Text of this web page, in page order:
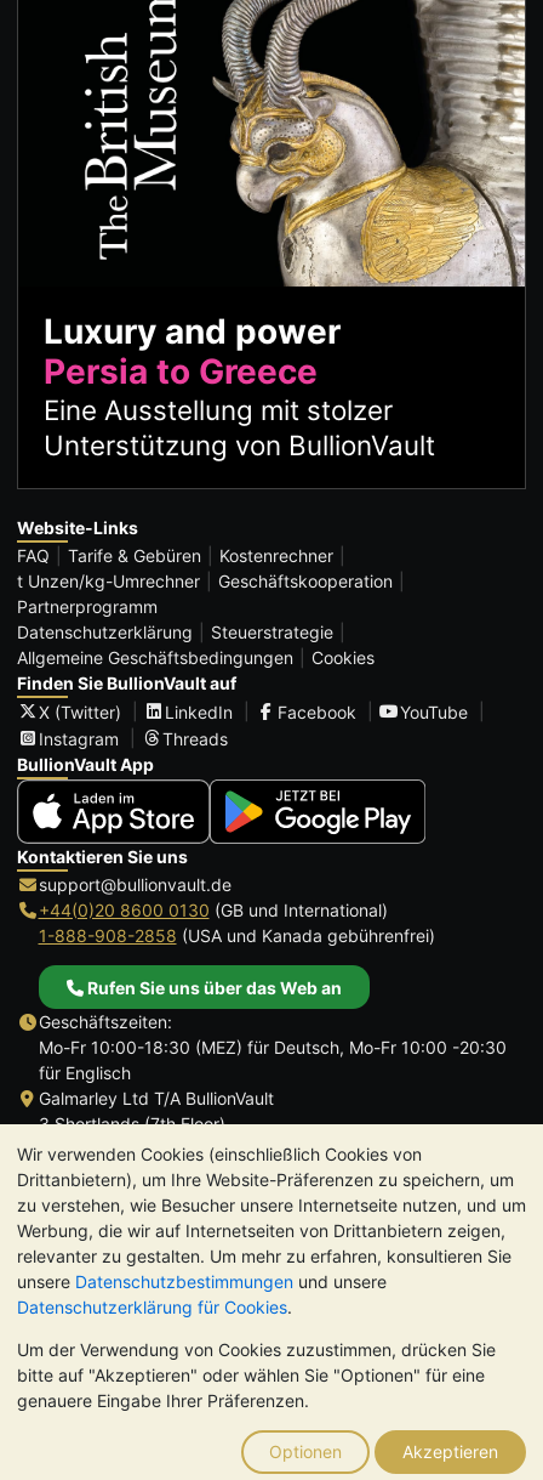
Wir verwenden Cookies (einschließlich Cookies von
Drittanbietern), um Ihre Website-Präferenzen zu speichern, um
zu verstehen, wie Besucher unsere Internetseite nutzen, und um
Werbung, die wir auf Internetseiten von Drittanbietern zeigen,
relevanter zu gestalten. Um mehr zu erfahren, konsultieren Sie
unsere Datenschutzbestimmungen und unsere
Datenschutzerklärung für Cookies.
Um der Verwendung von Cookies zuzustimmen, drücken Sie
bitte auf "Akzeptieren" oder wählen Sie "Optionen" für eine
genauere Eingabe Ihrer Präferenzen.
Optionen Akzeptieren
Luxury and power
Persia to Greece
Eine Ausstellung mit stolzer
Unterstützung von BullionVault
Website-Links
FAQ
Tarife & Gebüren
Kostenrechner
t Unzen/kg-Umrechner
Geschäftskooperation
Partnerprogramm
Datenschutzerklärung
Steuerstrategie
Allgemeine Geschäftsbedingungen
Cookies
Finden Sie BullionVault auf
X (Twitter)
LinkedIn Facebook
YouTube
Instagram
Threads
BullionVault App
Kontaktieren Sie uns
support@bullionvault.de
+44(0)20 8600 0130 (GB und International)
1-888-908-2858 (USA und Kanada gebührenfrei)
Rufen Sie uns über das Web an
Geschäftszeiten:
Mo-Fr 10:00-18:30 (MEZ) für Deutsch, Mo-Fr 10:00 -20:30
für Englisch
Galmarley Ltd T/A BullionVault
3 Shortlands (7th Floor)
Hammersmith
London
W6 8DA
Großbritannien
TrustScore 4.8 | 726 Bewertungen
BITTE BEACHTEN SIE: Der Wert von Edelmetallen kann sowohl
steigen als auch fallen. Historische Trends sind keine Garantie
für zukünftige Preisentwicklungen. Nichts auf den Webseiten
von BullionVault oder in der Kommunikation stellt eine